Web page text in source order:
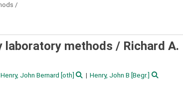
/
laboratory methods / Richard A.
Henry, John Bernard [oth] Henry, John B [Begr.]